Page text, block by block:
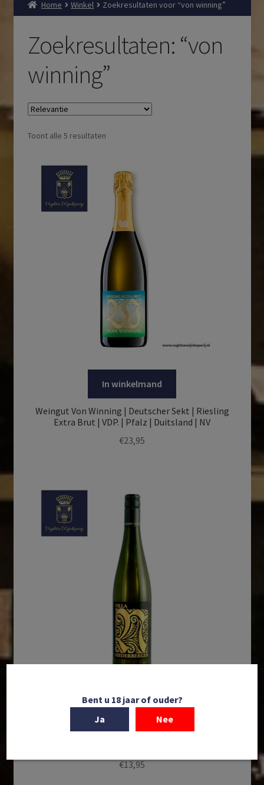
Home Winkel Zoekresultaten voor “von winning”
Zoekresultaten: “von
winning”
Toont alle 5 resultaten
In winkelmand
Weingut Von Winning | Deutscher Sekt | Riesling
Extra Brut | VDP. | Pfalz | Duitsland | NV
€23,95
In winkelmand
Weingut Von Winning | Villa Niederberger Riesling |
€13,95
Bent u 18 jaar of ouder?
Ja
Nee